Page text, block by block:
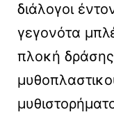
διάλογοι
γεγονότα
πλοκή δράσης